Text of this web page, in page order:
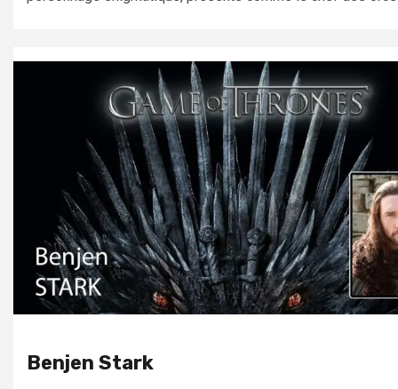
Benjen Stark